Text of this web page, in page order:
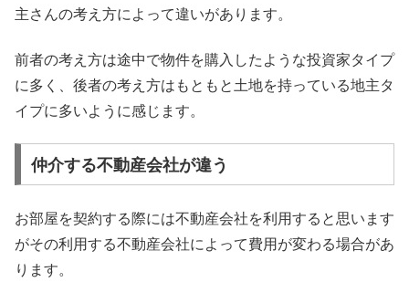
主さんの考え方によって違いがあります。
前者の考え方は途中で物件を購入したような投資家タイプ
に多く、後者の考え方はもともと土地を持っている地主タ
イプに多いように感じます。
仲介する不動産会社が違う
お部屋を契約する際には不動産会社を利用すると思います
がその利用する不動産会社によって費用が変わる場合があ
ります。